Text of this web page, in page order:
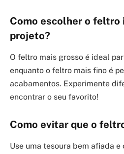
Como escolher o feltro
projeto?
O feltro mais grosso é ideal
enquanto o feltro mais fino é
acabamentos. Experimente
encontrar o seu favorito!
Como evitar que o
Use uma tesoura bem afiada